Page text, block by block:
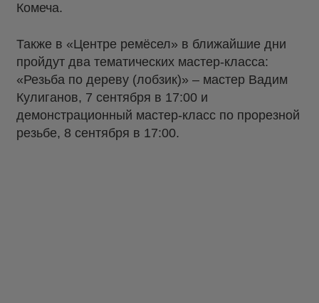
Комеча.
Также в «Центре ремёсел» в ближайшие дни
пройдут два тематических мастер-класса:
«Резьба по дереву (лобзик)» – мастер Вадим
Кулиганов, 7 сентября в 17:00 и
демонстрационный мастер-класс по прорезной
резьбе, 8 сентября в 17:00.